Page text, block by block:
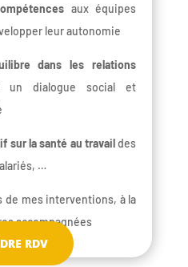
aux équipes
leur autonomie
dans les relations
dialogue social et
sur la santé au travaildes
…
de mes interventions, à la
accompagnées
RDV